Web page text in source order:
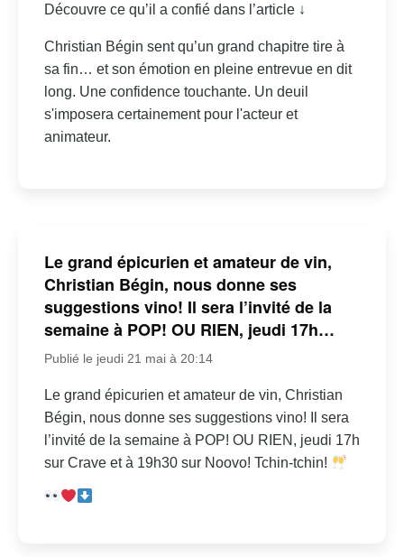
Découvre ce qu’il a confié dans l’article ↓
Christian Bégin sent qu’un grand chapitre tire à
sa fin… et son émotion en pleine entrevue en dit
long. Une confidence touchante. Un deuil
s'imposera certainement pour l'acteur et
animateur.
Le grand épicurien et amateur de vin,
Christian Bégin, nous donne ses
suggestions vino! Il sera l’invité de la
semaine à POP! OU RIEN, jeudi 17h…
Publié le jeudi 21 mai à 20:14
Le grand épicurien et amateur de vin, Christian
Bégin, nous donne ses suggestions vino! Il sera
l’invité de la semaine à POP! OU RIEN, jeudi 17h
sur Crave et à 19h30 sur Noovo! Tchin-tchin!